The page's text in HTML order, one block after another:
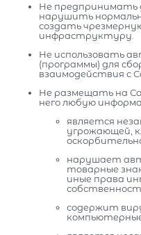
Не предпринимать
нарушить
создать
инфраструктуру.
Не использовать
(программы) для
взаимодействия с
Не размещать на
него любую
является
угрожающей,
нарушает
товарные
иные права
содержит